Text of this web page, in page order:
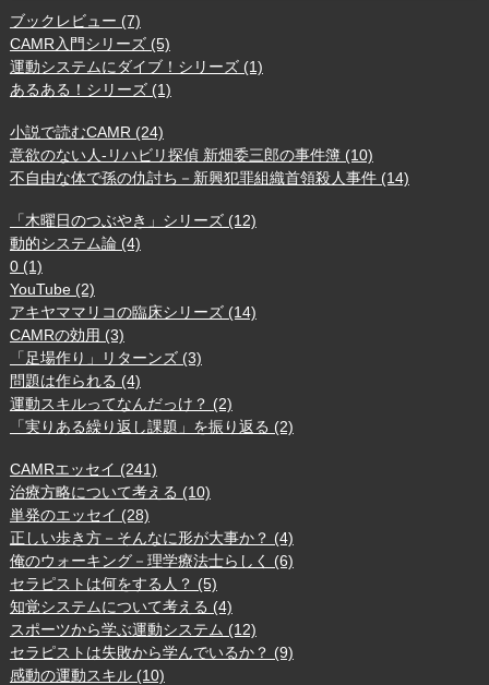
ブックレビュー (7)
CAMR入門シリーズ (5)
運動システムにダイブ！シリーズ (1)
あるある！シリーズ (1)
小説で読むCAMR (24)
意欲のない人-リハビリ探偵 新畑委三郎の事件簿 (10)
不自由な体で孫の仇討ち－新興犯罪組織首領殺人事件 (14)
「木曜日のつぶやき」シリーズ (12)
動的システム論 (4)
0 (1)
YouTube (2)
アキヤママリコの臨床シリーズ (14)
CAMRの効用 (3)
「足場作り」リターンズ (3)
問題は作られる (4)
運動スキルってなんだっけ？ (2)
「実りある繰り返し課題」を振り返る (2)
CAMRエッセイ (241)
治療方略について考える (10)
単発のエッセイ (28)
正しい歩き方－そんなに形が大事か？ (4)
俺のウォーキング－理学療法士らしく (6)
セラピストは何をする人？ (5)
知覚システムについて考える (4)
スポーツから学ぶ運動システム (12)
セラピストは失敗から学んでいるか？ (9)
感動の運動スキル (10)